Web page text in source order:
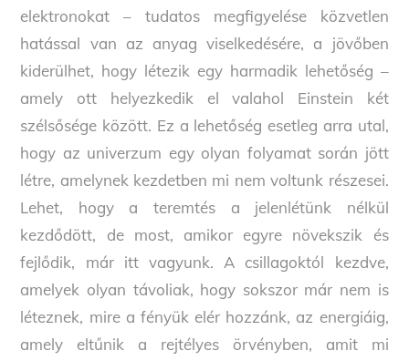
elektronokat – tudatos megfigyelése közvetlen
hatással van az anyag viselkedésére, a jövőben
kiderülhet, hogy létezik egy harmadik lehetőség –
amely ott helyezkedik el valahol Einstein két
szélsősége között. Ez a lehetőség esetleg arra utal,
hogy az univerzum egy olyan folyamat során jött
létre, amelynek kezdetben mi nem voltunk részesei.
Lehet, hogy a teremtés a jelenlétünk nélkül
kezdődött, de most, amikor egyre növekszik és
fejlődik, már itt vagyunk. A csillagoktól kezdve,
amelyek olyan távoliak, hogy sokszor már nem is
léteznek, mire a fényük elér hozzánk, az energiáig,
amely eltűnik a rejtélyes örvényben, amit mi